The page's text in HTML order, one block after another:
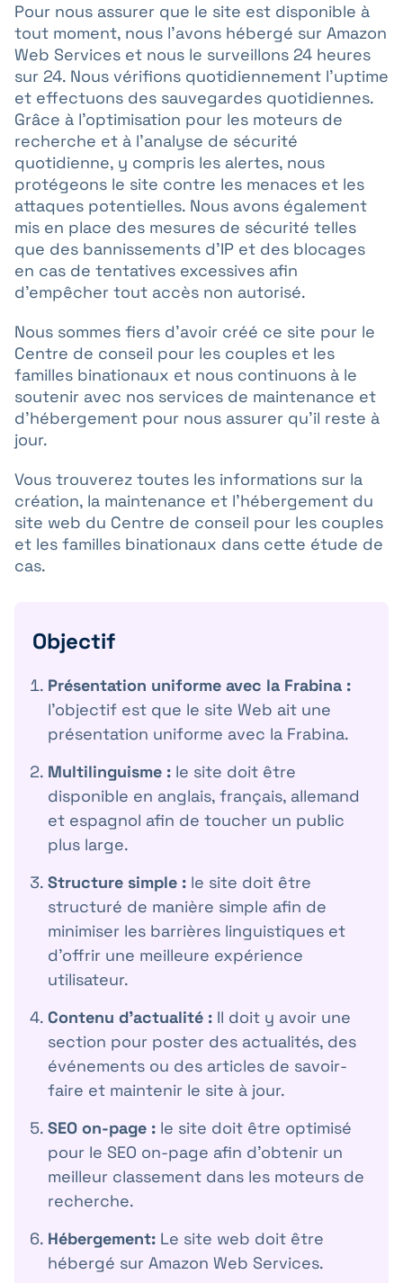
Pour nous assurer que le site est disponible à
tout moment, nous l’avons hébergé sur Amazon
Web Services et nous le surveillons 24 heures
sur 24. Nous vérifions quotidiennement l’uptime
et effectuons des sauvegardes quotidiennes.
Grâce à l’optimisation pour les moteurs de
recherche et à l’analyse de sécurité
quotidienne, y compris les alertes, nous
protégeons le site contre les menaces et les
attaques potentielles. Nous avons également
mis en place des mesures de sécurité telles
que des bannissements d’IP et des blocages
en cas de tentatives excessives afin
d’empêcher tout accès non autorisé.
Nous sommes fiers d’avoir créé ce site pour le
Centre de conseil pour les couples et les
familles binationaux et nous continuons à le
soutenir avec nos services de maintenance et
d’hébergement pour nous assurer qu’il reste à
jour.
Vous trouverez toutes les informations sur la
création, la maintenance et l’hébergement du
site web du Centre de conseil pour les couples
et les familles binationaux dans cette étude de
cas.
Objectif
Présentation uniforme avec la Frabina :
l'objectif est que le site Web ait une
présentation uniforme avec la Frabina.
Multilinguisme : le site doit être
disponible en anglais, français, allemand
et espagnol afin de toucher un public
plus large.
Structure simple : le site doit être
structuré de manière simple afin de
minimiser les barrières linguistiques et
d'offrir une meilleure expérience
utilisateur.
Contenu d'actualité : Il doit y avoir une
section pour poster des actualités, des
événements ou des articles de savoir-
faire et maintenir le site à jour.
SEO on-page : le site doit être optimisé
pour le SEO on-page afin d'obtenir un
meilleur classement dans les moteurs de
recherche.
Hébergement: Le site web doit être
hébergé sur Amazon Web Services.